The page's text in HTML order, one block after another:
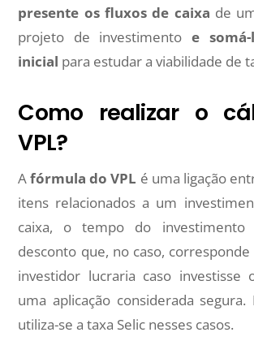
presente os fluxos de caixa de
projeto de investimento e
inicial para estudar a viabilidade de
Como realizar o
VPL?
Afórmula do VPL é uma ligação
itens relacionados a um
caixa, o tempo do
desconto que, no caso,
investidor lucraria caso investisse
uma aplicação considerada
utiliza-se a taxa Selic nesses casos.